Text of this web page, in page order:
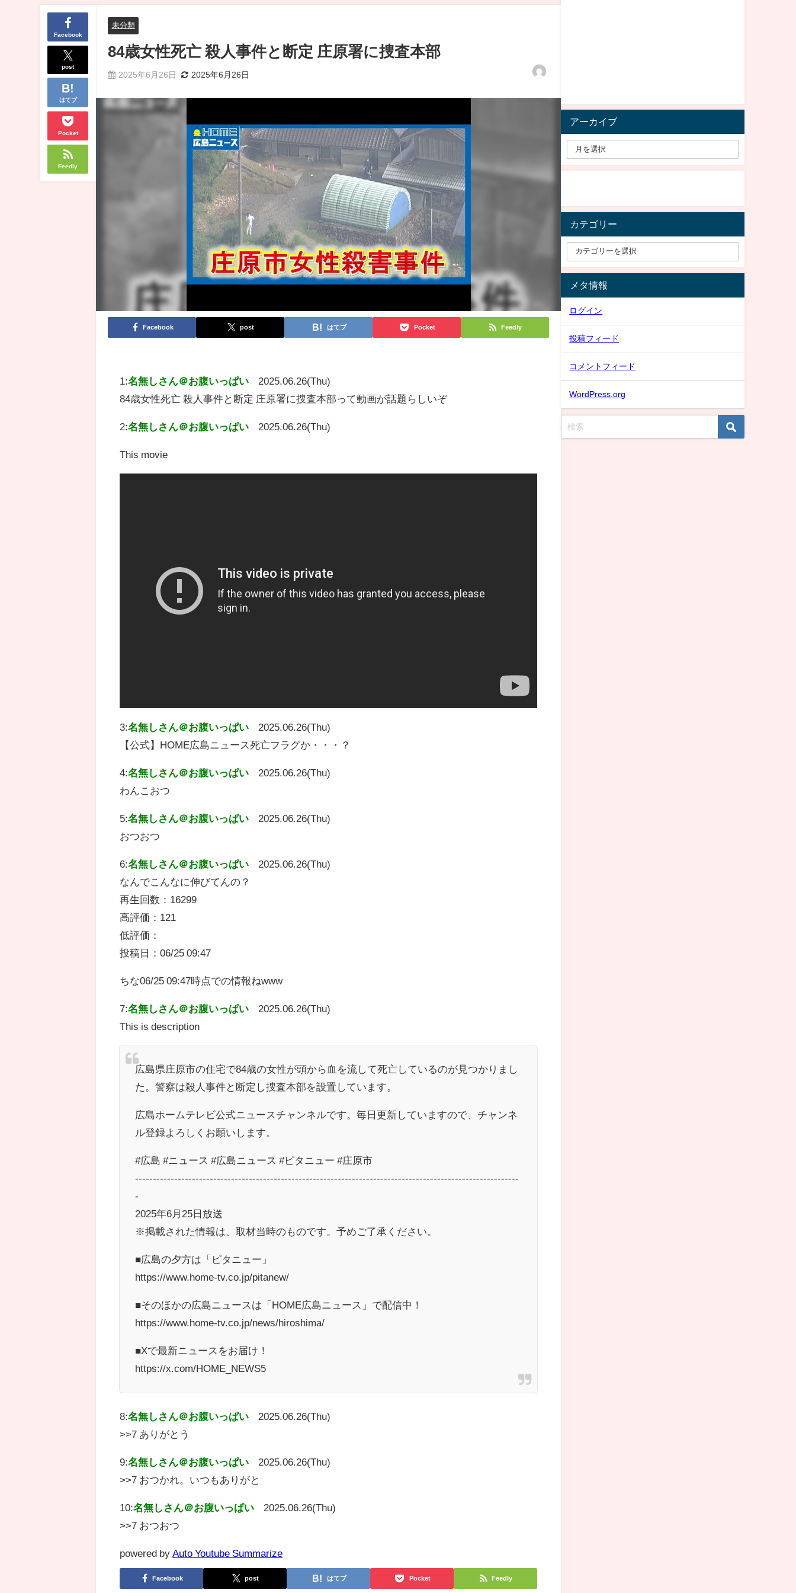
Facebook
post
はてブ
Pocket
Feedly
未分類
84歳女性死亡 殺人事件と断定 庄原署に捜査本部
2025年6月26日 2025年6月26日
Facebook post はてブ Pocket Feedly
1:名無しさん＠お腹いっぱい
2025.06.26(Thu)
84歳女性死亡 殺人事件と断定 庄原署に捜査本部って動画が話題らしいぞ
2:名無しさん＠お腹いっぱい 2025.06.26(Thu)
This movie
3:名無しさん＠お腹いっぱい
2025.06.26(Thu)
【公式】HOME広島ニュース死亡フラグか・・・？
4:名無しさん＠お腹いっぱい
2025.06.26(Thu)
わんこおつ
5:名無しさん＠お腹いっぱい
2025.06.26(Thu)
おつおつ
6:名無しさん＠お腹いっぱい
2025.06.26(Thu)
なんでこんなに伸びてんの？
再生回数：16299
高評価：121
低評価：
投稿日：06/25 09:47
ちな06/25 09:47時点での情報ねwww
7:名無しさん＠お腹いっぱい
2025.06.26(Thu)
This is description
広島県庄原市の住宅で84歳の女性が頭から血を流して死亡しているのが見つかりまし
た。警察は殺人事件と断定し捜査本部を設置しています。
広島ホームテレビ公式ニュースチャンネルです。毎日更新していますので、チャンネ
ル登録よろしくお願いします。
#広島 #ニュース #広島ニュース​ #ピタニュー #庄原市
------------------------------------------------------------------------------------------------------------
-
2025年6月25日放送
※掲載された情報は、取材当時のものです。予めご了承ください。
■広島の夕方は「ピタニュー」
https://www.home-tv.co.jp/pitanew/
■そのほかの広島ニュースは「HOME広島ニュース」で配信中！
https://www.home-tv.co.jp/news/hiroshima/
■Xで最新ニュースをお届け！
https://x.com/HOME_NEWS5
8:名無しさん＠お腹いっぱい
2025.06.26(Thu)
>>7 ありがとう
9:名無しさん＠お腹いっぱい
2025.06.26(Thu)
>>7 おつかれ。いつもありがと
10:名無しさん＠お腹いっぱい
2025.06.26(Thu)
>>7 おつおつ
powered by Auto Youtube Summarize
Facebook post はてブ Pocket Feedly
アーカイブ
カテゴリー
メタ情報
ログイン
投稿フィード
コメントフィード
WordPress.org